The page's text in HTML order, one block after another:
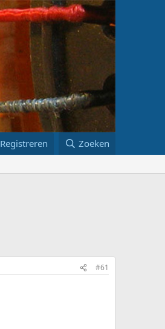
Registreren Zoeken
#61